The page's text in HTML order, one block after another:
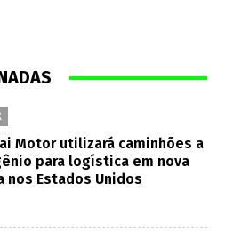
Motor utilizará caminhões a
para logística em nova
nos Estados Unidos